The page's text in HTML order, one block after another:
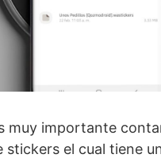
muy importante
stickers el cual tiene